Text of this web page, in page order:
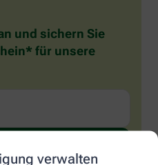
verwalten
und sichern Sie
für unsere